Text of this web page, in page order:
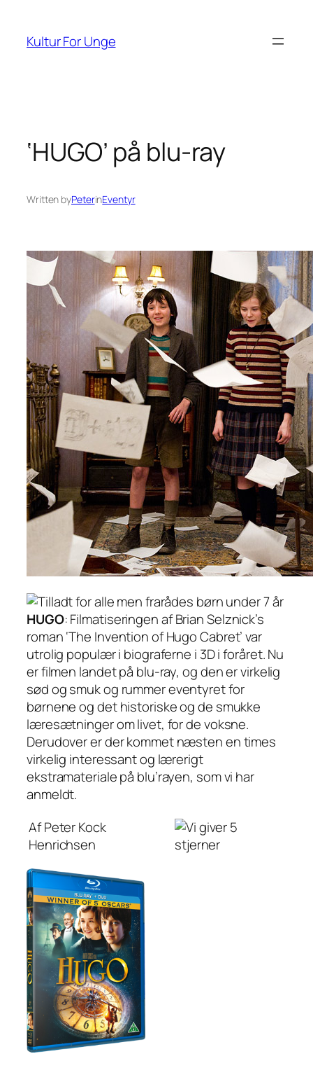
indhold
Kultur For Unge
‘HUGO’ på blu-ray
Written byPeterinEventyr
HUGO: Filmatiseringen af Brian Selznick’s
roman ‘The Invention of Hugo Cabret’ var
utrolig populær i biograferne i 3D i foråret. Nu
er filmen landet på blu-ray, og den er virkelig
sød og smuk og rummer eventyret for
børnene og det historiske og de smukke
læresætninger om livet, for de voksne.
Derudover er der kommet næsten en times
virkelig interessant og lærerigt
ekstramateriale på blu’rayen, som vi har
anmeldt.
Af Peter Kock
Henrichsen